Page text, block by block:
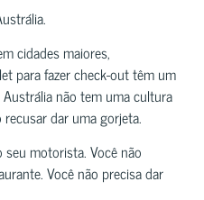
cidades maiores,
para fazer check-out têm um
não tem uma cultura
dar uma gorjeta.
motorista. Você não
Você não precisa dar